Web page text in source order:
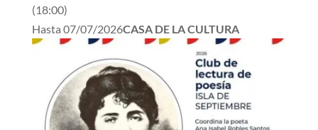
(18:00)
Hasta 07/07/2026CASA DE LA CULTURA